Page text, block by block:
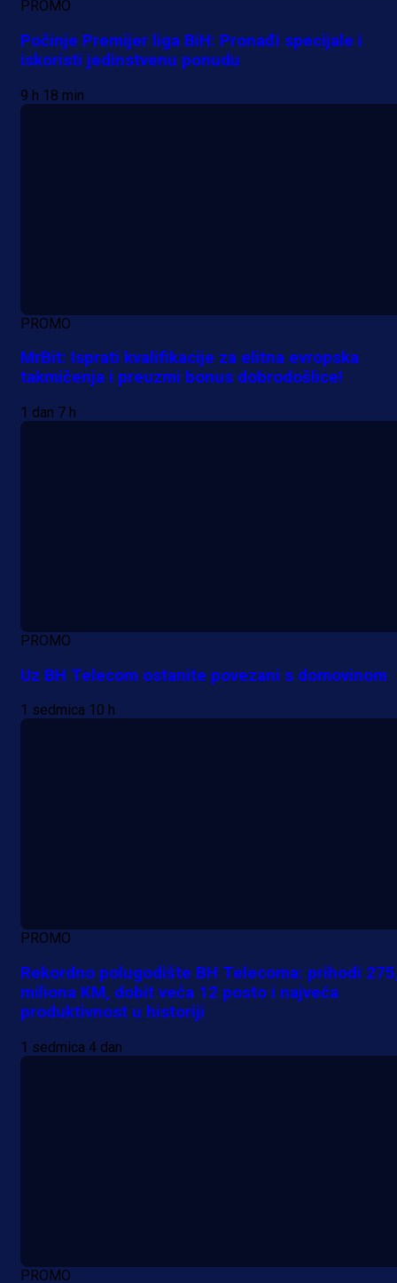
PROMO
Počinje Premijer liga BiH: Pronađi specijale i
iskoristi jedinstvenu ponudu
9 h 18 min
PROMO
MrBit: Isprati kvalifikacije za elitna evropska
takmičenja i preuzmi bonus dobrodošlice!
1 dan 7 h
PROMO
Uz BH Telecom ostanite povezani s domovinom
1 sedmica 10 h
PROMO
Rekordno polugodište BH Telecoma: prihodi
miliona KM, dobit veća 12 posto i najveća
produktivnost u historiji
1 sedmica 4 dan
PROMO